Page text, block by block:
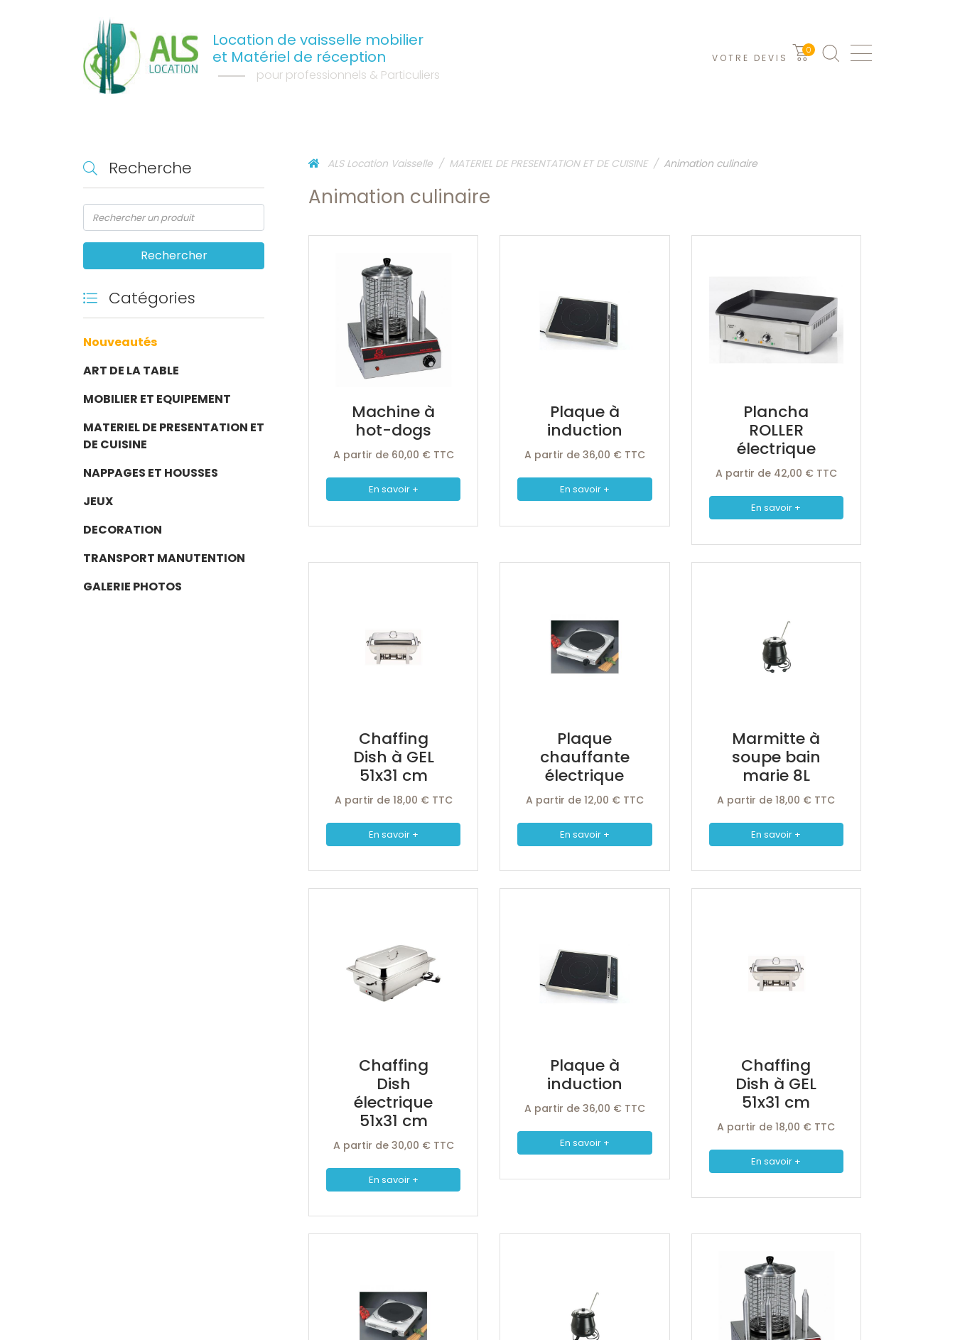
Location de vaisselle mobilier
et Matériel de réception
pour professionnels & Particuliers
0
VOTRE DEVIS
Recherche
Catégories
Nouveautés
ART DE LA TABLE
MOBILIER ET EQUIPEMENT
MATERIEL DE PRESENTATION ET
DE CUISINE
NAPPAGES ET HOUSSES
JEUX
DECORATION
TRANSPORT MANUTENTION
GALERIE PHOTOS
ALS Location Vaisselle MATERIEL DE PRESENTATION ET DE CUISINE Animation culinaire
Animation culinaire
Machine à
hot-dogs
A partir de 60,00 € TTC
En savoir +
Plaque à
induction
A partir de 36,00 € TTC
En savoir +
Plancha
ROLLER
électrique
A partir de 42,00 € TTC
En savoir +
Chaffing
Dish à GEL
51x31 cm
A partir de 18,00 € TTC
En savoir +
Plaque
chauffante
électrique
A partir de 12,00 € TTC
En savoir +
Marmitte à
soupe bain
marie 8L
A partir de 18,00 € TTC
En savoir +
Chaffing
Dish
électrique
51x31 cm
A partir de 30,00 € TTC
En savoir +
Plaque à
induction
A partir de 36,00 € TTC
En savoir +
Chaffing
Dish à GEL
51x31 cm
A partir de 18,00 € TTC
En savoir +